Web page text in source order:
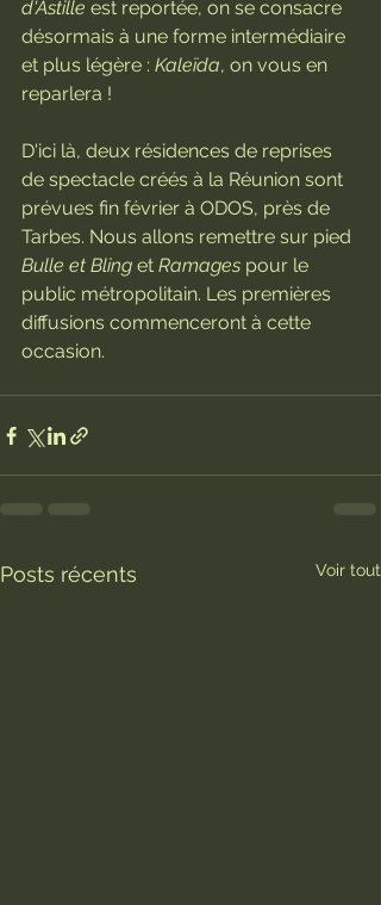
d'Astille est reportée, on se consacre
désormais à une forme intermédiaire
et plus légère : Kaleïda, on vous en
reparlera !
D'ici là, deux résidences de reprises
de spectacle créés à la Réunion sont
prévues fin février à ODOS, près de
Tarbes. Nous allons remettre sur pied
Bulle et Bling et Ramages pour le
public métropolitain. Les premières
diffusions commenceront à cette
occasion.
Posts récents Voir tout